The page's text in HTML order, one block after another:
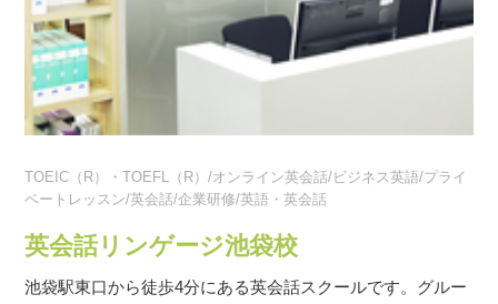
TOEIC（R）・TOEFL（R）/オンライン英会話/ビジネス英語/プライ
ベートレッスン/英会話/企業研修/英語・英会話
英会話リンゲージ池袋校
池袋駅東口から徒歩4分にある英会話スクールです。グルー